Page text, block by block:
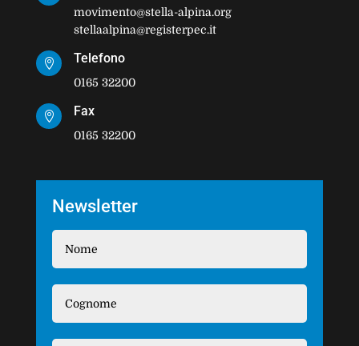
movimento@stella-alpina.org
stellaalpina@registerpec.it
 Telefono
0165 32200
 Fax
0165 32200
Newsletter